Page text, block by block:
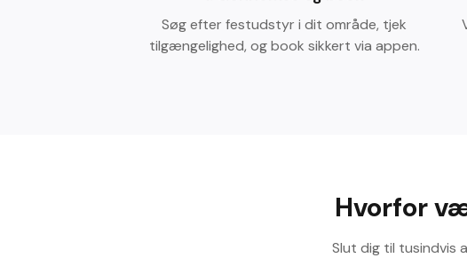
Søg efter festudstyr i dit område, tjek
tilgængelighed, og book sikkert via appen.
Hvorfor
Slut dig til tusindvis